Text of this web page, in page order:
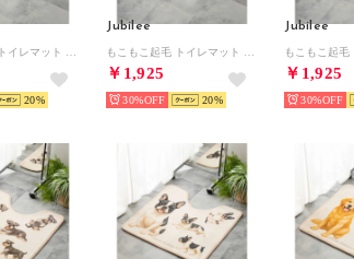
20
Jubilee
￥1,925
30% 20
Jubilee
￥1,925
30%